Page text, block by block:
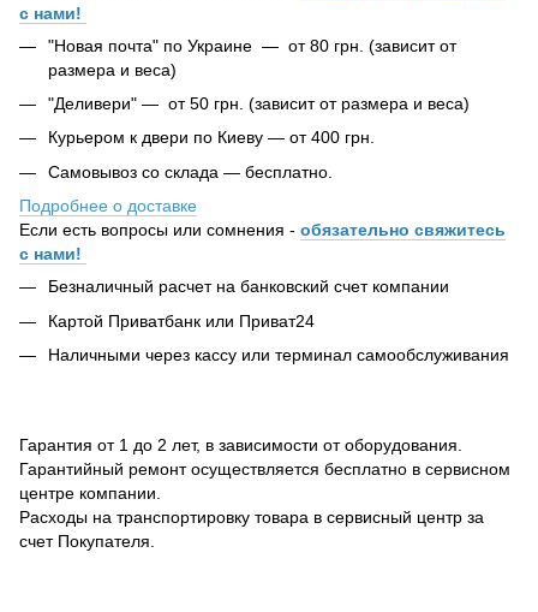
с нами!
"Новая почта" по Украине — от 80 грн. (зависит от
размера и веса)
"Деливери" — от 50 грн. (зависит от размера и веса)
Курьером к двери по Киеву — от 400 грн.
Самовывоз со склада — бесплатно.
Подробнее о доставке
Если есть вопросы или сомнения - обязательно свяжитесь
с нами!
Безналичный расчет на банковский счет компании
Картой Приватбанк или Приват24
Наличными через кассу или терминал самообслуживания
Гарантия от 1 до 2 лет, в зависимости от оборудования.
Гарантийный ремонт осуществляется бесплатно в сервисном
центре компании.
Расходы на транспортировку товара в сервисный центр за
счет Покупателя.